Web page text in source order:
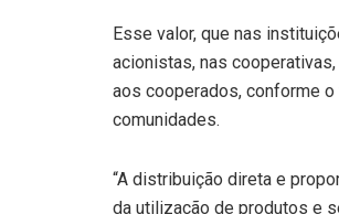
Esse valor, que nas
acionistas, nas
aos cooperados, conforme
comunidades.
“A distribuição direta e
da utilização de produtos e